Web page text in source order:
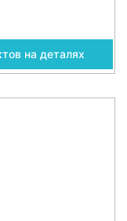
на деталях